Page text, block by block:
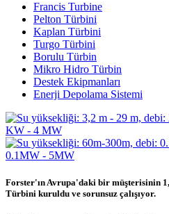
Francis Turbine
Pelton Türbini
Kaplan Türbini
Turgo Türbini
Borulu Türbin
Mikro Hidro Türbin
Destek Ekipmanları
Enerji Depolama Sistemi
Forster'ın Avrupa'daki bir müşterisinin
Türbini kuruldu ve sorunsuz çalışıyor.